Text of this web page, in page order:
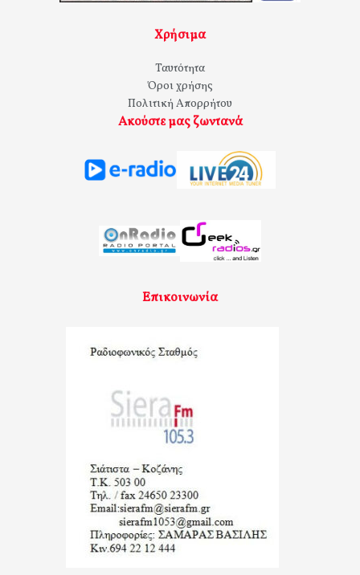
Χρήσιμα
Ταυτότητα
Όροι χρήσης
Πολιτική Απορρήτου
Ακούστε μας ζωντανά
Επικοινωνία